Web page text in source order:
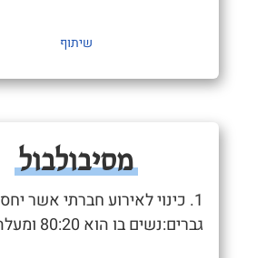
שיתוף
מסיבולבול
1. כינוי לאירוע חברתי אשר יחס
גברים:נשים בו הוא 80:20 ומעלה.